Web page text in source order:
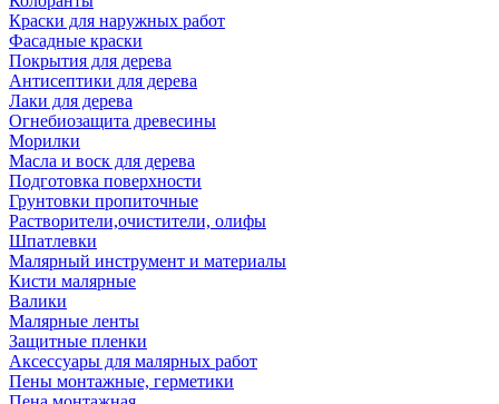
Краски для наружных работ
Фасадные краски
Покрытия для дерева
Антисептики для дерева
Лаки для дерева
Огнебиозащита древесины
Морилки
Масла и воск для дерева
Подготовка поверхности
Грунтовки пропиточные
Растворители,очистители, олифы
Шпатлевки
Малярный инструмент и материалы
Кисти малярные
Валики
Малярные ленты
Защитные пленки
Аксессуары для малярных работ
Пены монтажные, герметики